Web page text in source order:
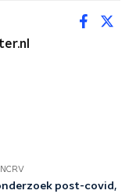
post-covid,